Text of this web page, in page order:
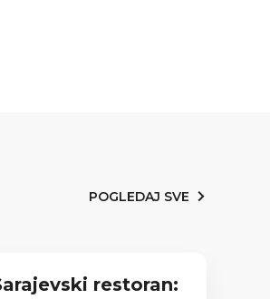
POGLEDAJ SVE
restoran: